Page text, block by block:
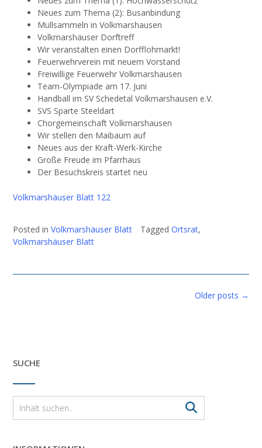
Neues zum Thema (2): Busanbindung
Müllsammeln in Volkmarshausen
Volkmarshäuser Dorftreff
Wir veranstalten einen Dorfflohmarkt!
Feuerwehrverein mit neuem Vorstand
Freiwillige Feuerwehr Volkmarshausen
Team-Olympiade am 17. Juni
Handball im SV Schedetal Volkmarshausen e.V.
SVS Sparte Steeldart
Chorgemeinschaft Volkmarshausen
Wir stellen den Maibaum auf
Neues aus der Kraft-Werk-Kirche
Große Freude im Pfarrhaus
Der Besuchskreis startet neu
Volkmarshäuser Blatt 122
Posted in Volkmarshäuser Blatt Tagged Ortsrat,
Volkmarshäuser Blatt
Older posts →
SUCHE